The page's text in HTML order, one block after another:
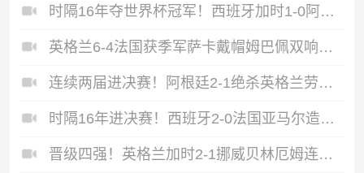
时隔16年夺世界杯冠军！西班牙加时1-0阿根廷费兰制胜恩佐染红
英格兰6-4法国获季军萨卡戴帽姆巴佩双响创纪录奥利塞2助+失良机
连续两届进决赛！阿根廷2-1绝杀英格兰劳塔罗恩佐破门梅西两助攻
时隔16年进决赛！西班牙2-0法国亚马尔造点奥亚萨瓦尔、波罗破门
晋级四强！英格兰加时2-1挪威贝林厄姆连场双响谢尔德鲁普破门